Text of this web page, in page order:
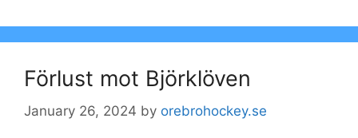
Förlust mot Björklöven
January 26, 2024 by orebrohockey.se